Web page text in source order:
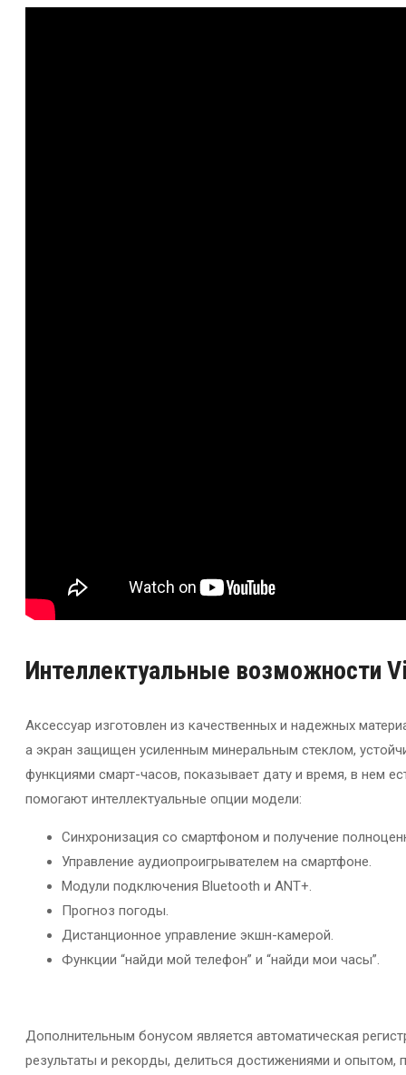
Интеллектуальные возможности
Аксессуар изготовлен из качественных и надежных
а экран защищен усиленным минеральным стеклом,
функциями смарт-часов, показывает дату и время, в нем
помогают интеллектуальные опции модели:
Синхронизация со смартфоном и получение
Управление аудиопроигрывателем на смартфоне.
Модули подключения Bluetooth и ANT+.
Прогноз погоды.
Дистанционное управление экшн-камерой.
Функции “найди мой телефон” и “найди мои часы”.
Дополнительным бонусом является автоматическая
результаты и рекорды, делиться достижениями и опытом,